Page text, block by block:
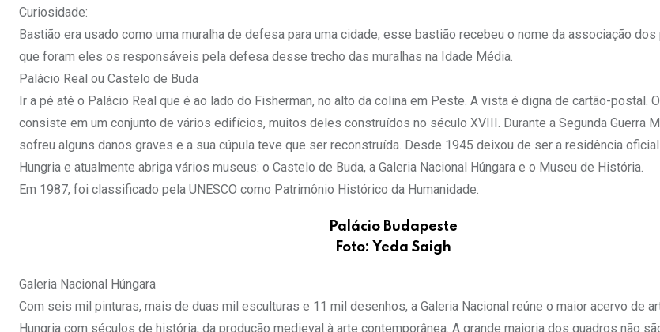
Curiosidade:
Bastião era usado como uma muralha de defesa para uma cidade, esse bastião recebeu o nome da associação
que foram eles os responsáveis pela defesa desse trecho das muralhas na Idade Média.
Palácio Real ou Castelo de Buda
Ir a pé até o Palácio Real que é ao lado do Fisherman, no alto da colina em Peste. A vista é digna de cartão-postal.
consiste em um conjunto de vários edifícios, muitos deles construídos no século XVIII. Durante a Segunda Guerra
sofreu alguns danos graves e a sua cúpula teve que ser reconstruída. Desde 1945 deixou de ser a residência
Hungria e atualmente abriga vários museus: o Castelo de Buda, a Galeria Nacional Húngara e o Museu de História.
Em 1987, foi classificado pela UNESCO como Patrimônio Histórico da Humanidade.
Palácio Budapeste
Foto: Yeda Saigh
Galeria Nacional Húngara
Com seis mil pinturas, mais de duas mil esculturas e 11 mil desenhos, a Galeria Nacional reúne o maior acervo de
Hungria com séculos de história, da produção medieval à arte contemporânea. A grande maioria dos quadros não